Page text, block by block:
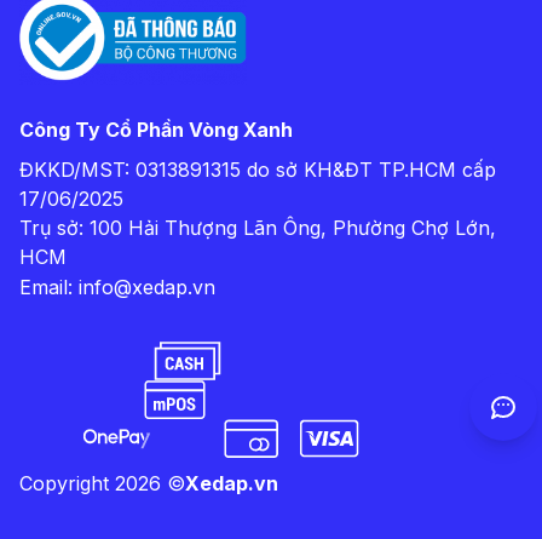
Công Ty Cổ Phần Vòng Xanh
ĐKKD/MST: 0313891315 do sở KH&ĐT TP.HCM cấp
17/06/2025
Trụ sở: 100 Hải Thượng Lãn Ông, Phường Chợ Lớn,
HCM
Email: info@xedap.vn
Copyright 2026 ©Xedap.vn